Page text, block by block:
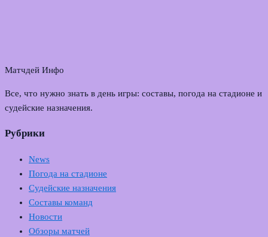
Матчдей Инфо
Все, что нужно знать в день игры: составы, погода на стадионе и
судейские назначения.
Рубрики
News
Погода на стадионе
Судейские назначения
Составы команд
Новости
Обзоры матчей